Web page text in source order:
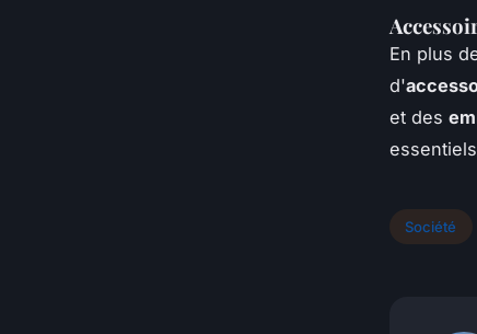
En plus
d'
et des
Société